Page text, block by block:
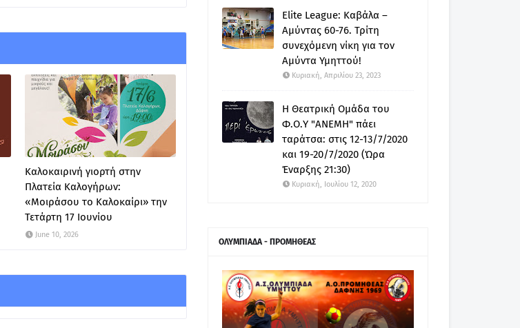
Καλοκαιρινή γιορτή στην
Πλατεία Καλογήρων:
«Μοιράσου το Καλοκαίρι» την
Τετάρτη 17 Ιουνίου
June 10, 2026
Elite League: Καβάλα –
Αμύντας 60-76. Τρίτη
συνεχόμενη νίκη για τον
Αμύντα Υμηττού!
Κυριακή, Απριλίου 23, 2023
Η Θεατρική Ομάδα του
Φ.Ο.Υ "ΑΝΕΜΗ" πάει
ταράτσα: στις 12-13/7/2020
και 19-20/7/2020 (Ώρα
Έναρξης 21:30)
Κυριακή, Ιουλίου 12, 2020
ΟΛΥΜΠΙΑΔΑ - ΠΡΟΜΗΘΕΑΣ